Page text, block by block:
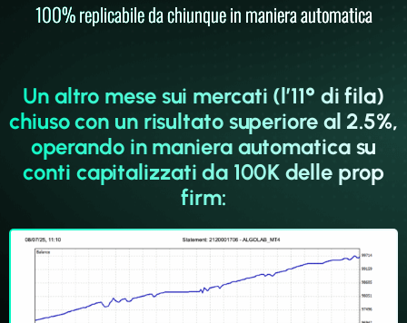
100% replicabile da chiunque in maniera automatica
Un altro mese sui mercati (l’11° di fila)
chiuso con un risultato superiore al 2.5%,
operando in maniera automatica su
conti capitalizzati da 100K delle prop
firm: